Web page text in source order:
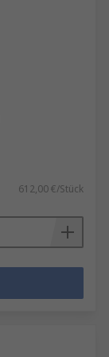
612,00 €/Stück